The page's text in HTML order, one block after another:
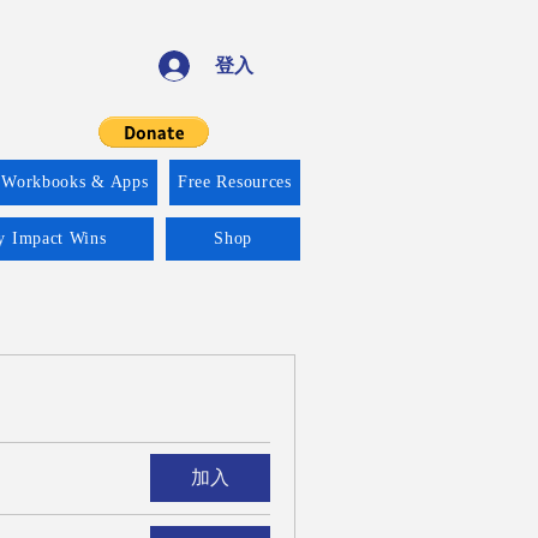
登入
& Apps Free Resources
Impact Wins Shop
加入